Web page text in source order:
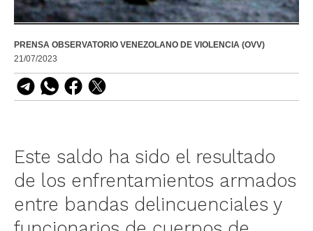
PRENSA OBSERVATORIO VENEZOLANO DE VIOLENCIA (OVV)
21/07/2023
Este saldo ha sido el resultado
de los enfrentamientos armados
entre bandas delincuenciales y